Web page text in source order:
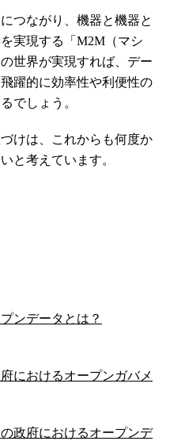
つながり、機器と機器と
実現する「M2M（マシ
世界が実現すれば、デー
躍的に効率性や利便性の
でしょう。
けは、これからも何度か
と考えています。
ンデータとは？
におけるオープンガバメ
政府におけるオープンデ